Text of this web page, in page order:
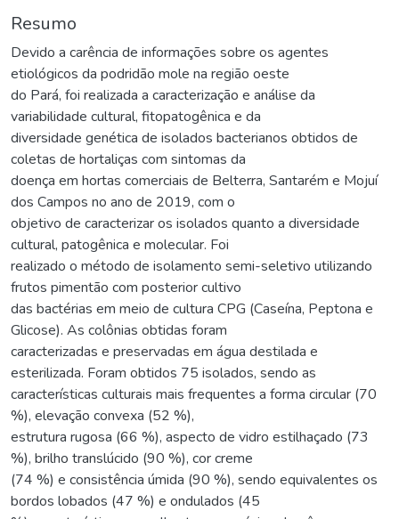
Resumo
Devido a carência de informações sobre os agentes
etiológicos da podridão mole na região oeste
do Pará, foi realizada a caracterização e análise da
variabilidade cultural, fitopatogênica e da
diversidade genética de isolados bacterianos obtidos de
coletas de hortaliças com sintomas da
doença em hortas comerciais de Belterra, Santarém e Mojuí
dos Campos no ano de 2019, com o
objetivo de caracterizar os isolados quanto a diversidade
cultural, patogênica e molecular. Foi
realizado o método de isolamento semi-seletivo utilizando
frutos pimentão com posterior cultivo
das bactérias em meio de cultura CPG (Caseína, Peptona e
Glicose). As colônias obtidas foram
caracterizadas e preservadas em água destilada e
esterilizada. Foram obtidos 75 isolados, sendo as
características culturais mais frequentes a forma circular (70
%), elevação convexa (52 %),
estrutura rugosa (66 %), aspecto de vidro estilhaçado (73
%), brilho translúcido (90 %), cor creme
(74 %) e consistência úmida (90 %), sendo equivalentes os
bordos lobados (47 %) e ondulados (45